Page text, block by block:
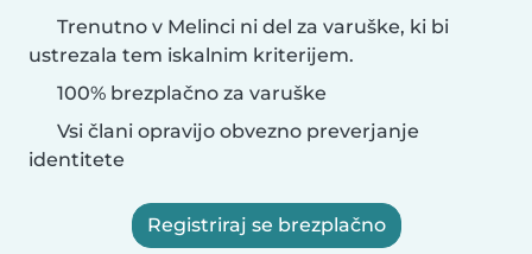
Trenutno v Melinci ni del za varuške, ki bi
ustrezala tem iskalnim kriterijem.
100% brezplačno za varuške
Vsi člani opravijo obvezno preverjanje
identitete
Registriraj se brezplačno